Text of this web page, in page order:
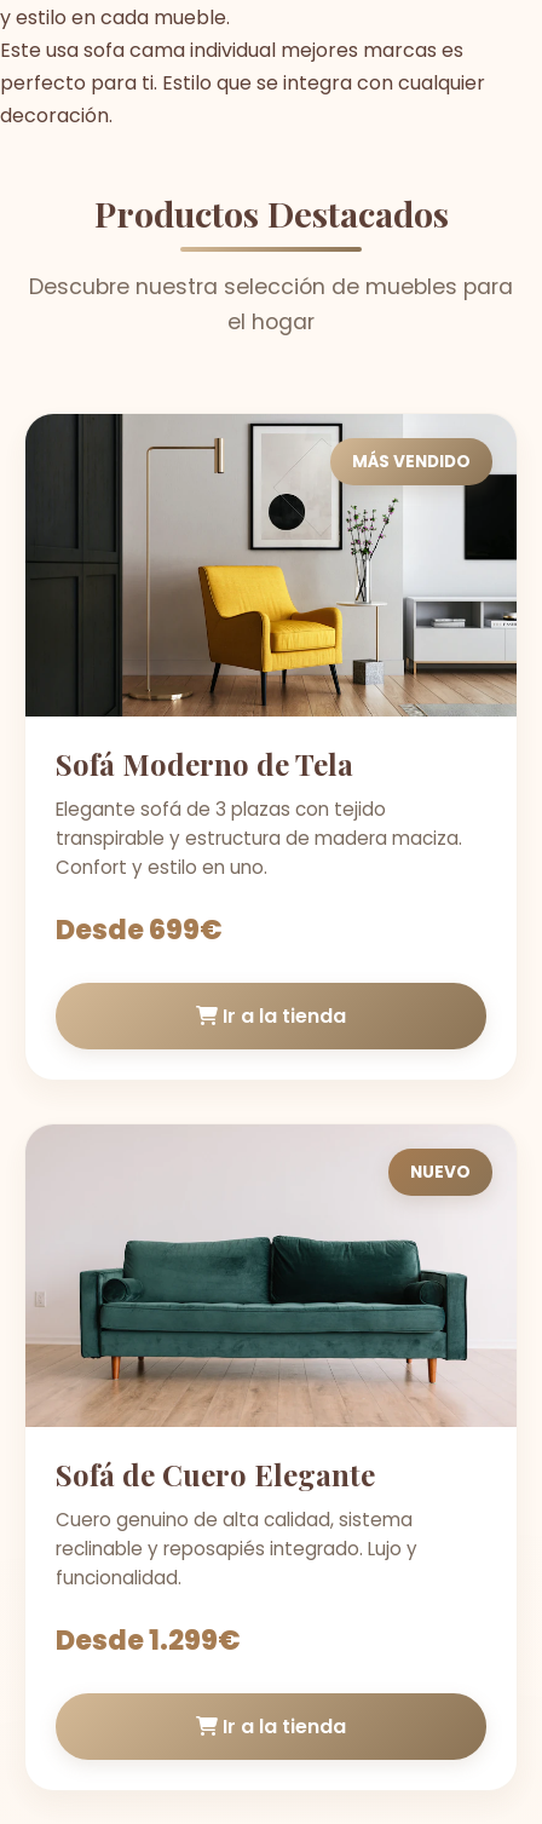
y estilo en cada mueble.
Este usa sofa cama individual mejores marcas es
perfecto para ti. Estilo que se integra con cualquier
decoración.
Productos Destacados
Descubre nuestra selección de muebles para
el hogar
MÁS VENDIDO
Sofá Moderno de Tela
Elegante sofá de 3 plazas con tejido
transpirable y estructura de madera maciza.
Confort y estilo en uno.
Desde 699€
Ir a la tienda
NUEVO
Sofá de Cuero Elegante
Cuero genuino de alta calidad, sistema
reclinable y reposapiés integrado. Lujo y
funcionalidad.
Desde 1.299€
Ir a la tienda